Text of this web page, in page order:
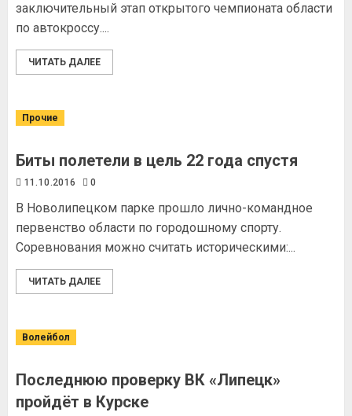
заключительный этап открытого чемпионата области
по автокроссу....
ЧИТАТЬ ДАЛЕЕ
Прочие
Биты полетели в цель 22 года спустя
11.10.2016 0
В Новолипецком парке прошло лично-командное
первенство области по городошному спорту.
Соревнования можно считать историческими:...
ЧИТАТЬ ДАЛЕЕ
Волейбол
Последнюю проверку ВК «Липецк»
пройдёт в Курске